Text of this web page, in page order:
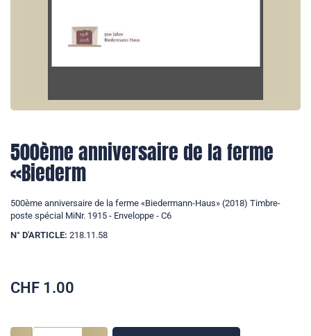
500ème anniversaire de la ferme
«Biederm
500ème anniversaire de la ferme «Biedermann-Haus» (2018) Timbre-
poste spécial MiNr. 1915 - Enveloppe - C6
N° D'ARTICLE: 218.11.58
CHF 1.00